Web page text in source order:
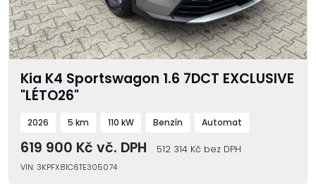
Kia K4 Sportswagon 1.6 7DCT EXCLUSIVE
"LÉTO26"
2026 5 km 110 kW Benzín Automat
619 900 Kč vč. DPH 512 314 Kč bez DPH
VIN: 3KPFX81C6TE305074